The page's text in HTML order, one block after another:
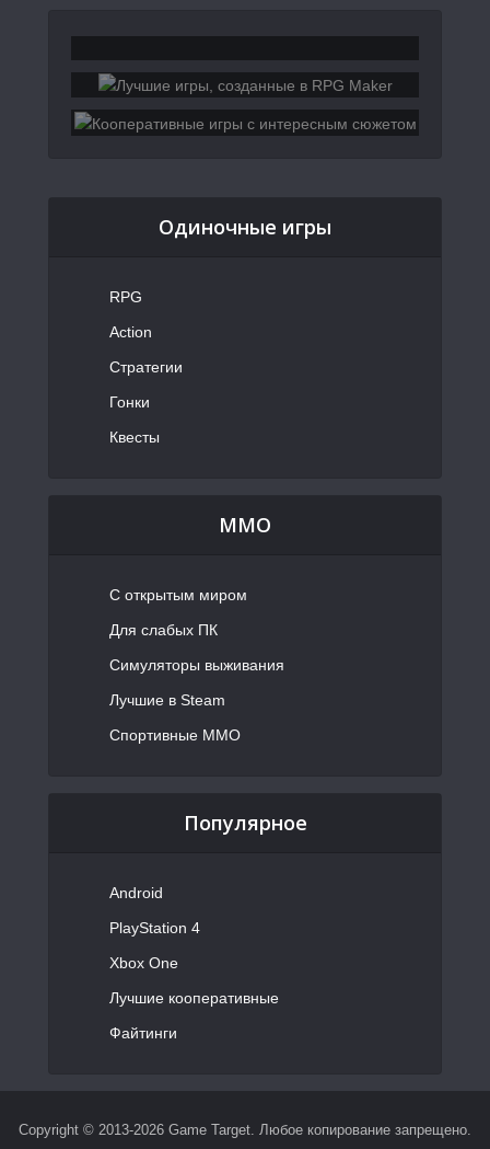
Одиночные игры
RPG
Action
Стратегии
Гонки
Квесты
MMO
С открытым миром
Для слабых ПК
Симуляторы выживания
Лучшие в Steam
Спортивные MMO
Популярное
Android
PlayStation 4
Xbox One
Лучшие кооперативные
Файтинги
Copyright © 2013-2026 Game Target. Любое копирование запрещено.